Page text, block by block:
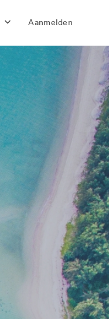
Aanmelden